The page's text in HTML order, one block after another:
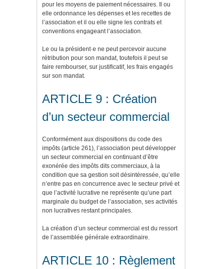
pour les moyens de paiement nécessaires. Il ou
elle ordonnance les dépenses et les recettes de
l’association et il ou elle signe les contrats et
conventions engageant l’association.
Le ou la président·e ne peut percevoir aucune
rétribution pour son mandat, toutefois il peut se
faire rembourser, sur justificatif, les frais engagés
sur son mandat.
ARTICLE 9 : Création
d’un secteur commercial
Conformément aux dispositions du code des
impôts (article 261), l’association peut développer
un secteur commercial en continuant d’être
exonérée des impôts dits commerciaux, à la
condition que sa gestion soit désintéressée, qu’elle
n’entre pas en concurrence avec le secteur privé et
que l’activité lucrative ne représente qu’une part
marginale du budget de l’association, ses activités
non lucratives restant principales.
La création d’un secteur commercial est du ressort
de l’assemblée générale extraordinaire.
ARTICLE 10 : Règlement